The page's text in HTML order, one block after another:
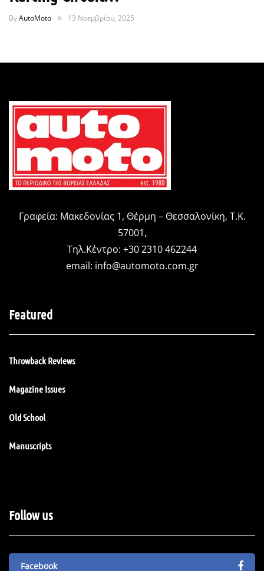
ByAutoMoto 13 Νοεμβρίου, 2025
Γραφεία: Μακεδονίας 1, Θέρμη – Θεσσαλονίκη, Τ.Κ.
57001,
Τηλ.Κέντρο: +30 2310 462244
email: info@automoto.com.gr
Featured
Throwback Reviews
Magazine Issues
Old School
Manuscripts
Follow us
Facebook